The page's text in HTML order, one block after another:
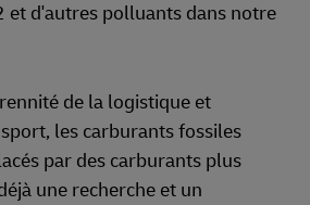
et d'autres polluants dans notre
de la logistique et
les carburants fossiles
par des carburants plus
une recherche et un